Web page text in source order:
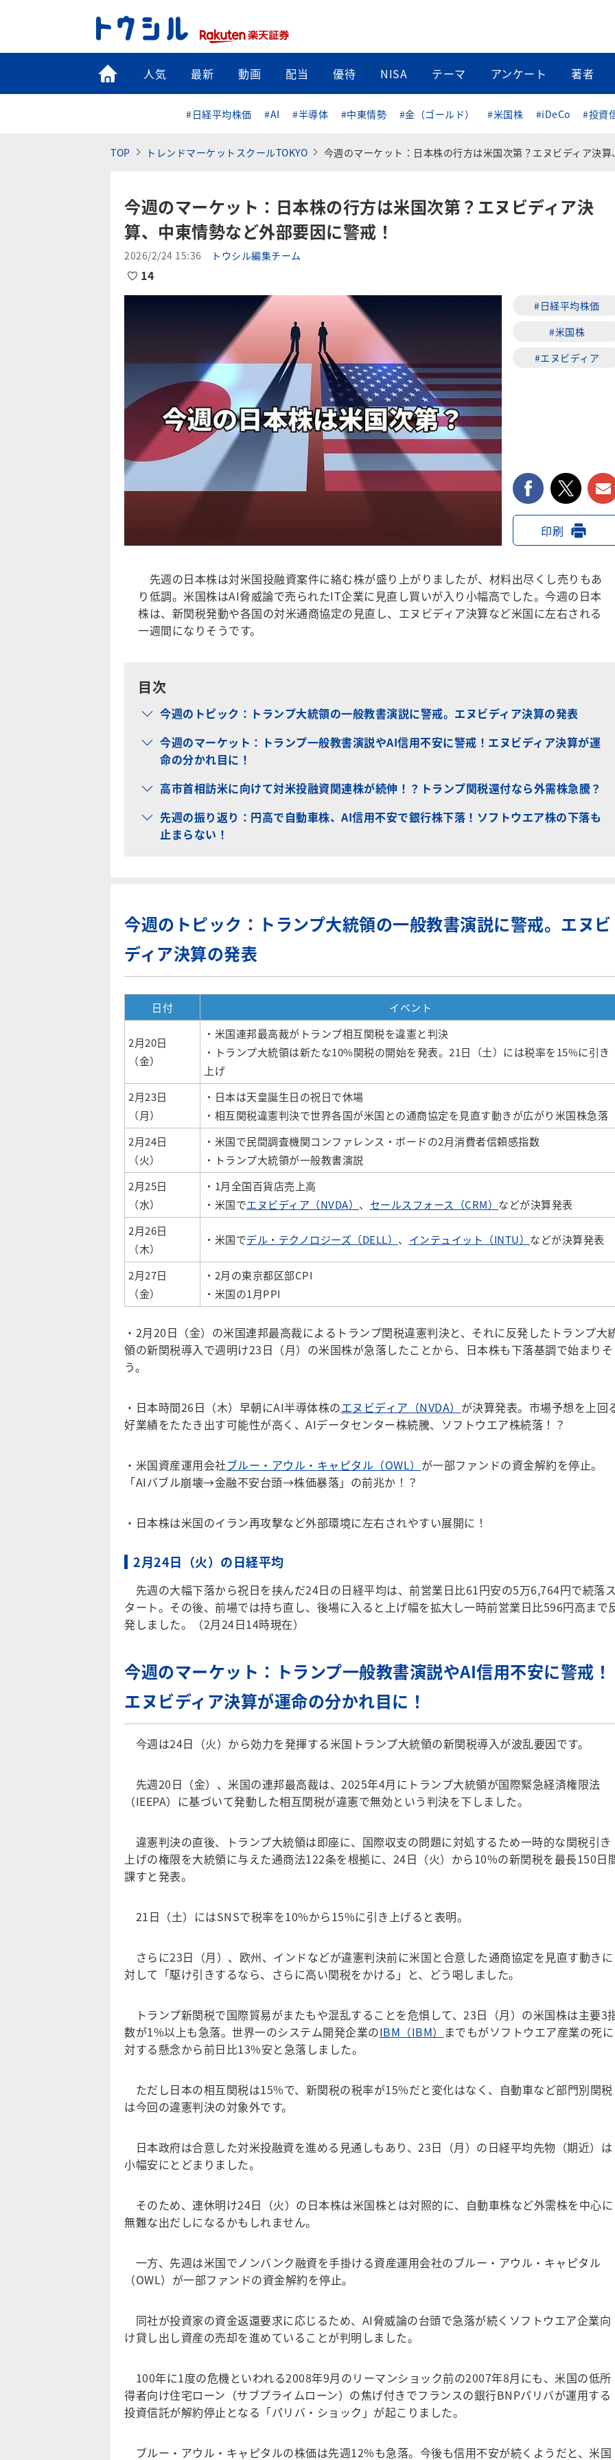
トップ
人気 最新 動画 配当 優待 NISA テーマ アンケート 著者
#日経平均株価 #AI #半導体 #中東情勢 #金（ゴールド） #米国株 #iDeCo #投資
TOP トレンドマーケットスクールTOKYO 今週のマーケット：日本株の行方は米国次第？エヌビディア決算、中東情勢など外部要因に警
今週のマーケット：日本株の行方は米国次第？エヌビディア決
算、中東情勢など外部要因に警戒！
2026/2/24 15:36 トウシル編集チーム
14
#日経平均株価
#米国株
#エヌビディア
facebook
印刷
先週の日本株は対米国投融資案件に絡む株が盛り上がりましたが、材料出尽くし売りもあ
り低調。米国株はAI脅威論で売られたIT企業に見直し買いが入り小幅高でした。今週の日本
株は、新関税発動や各国の対米通商協定の見直し、エヌビディア決算など米国に左右される
一週間になりそうです。
目次
今週のトピック：トランプ大統領の一般教書演説に警戒。エヌビディア決算の発表
今週のマーケット：トランプ一般教書演説やAI信用不安に警戒！エヌビディア決算が運
命の分かれ目に！
高市首相訪米に向けて対米投融資関連株が続伸！？トランプ関税還付なら外需株急騰？
先週の振り返り：円高で自動車株、AI信用不安で銀行株下落！ソフトウエア株の下落も
止まらない！
今週のトピック：トランプ大統領の一般教書演説に警戒。エヌビ
ディア決算の発表
日付 イベント
2月20日
（金）
・米国連邦最高裁がトランプ相互関税を違憲と判決
・トランプ大統領は新たな10%関税の開始を発表。21日（土）には税率を15%に引き
上げ
2月23日
（月）
・日本は天皇誕生日の祝日で休場
・相互関税違憲判決で世界各国が米国との通商協定を見直す動きが広がり米国株急落
2月24日
（火）
・米国で民間調査機関コンファレンス・ボードの2月消費者信頼感指数
・トランプ大統領が一般教書演説
2月25日
（水）
・1月全国百貨店売上高
・米国でエヌビディア（NVDA） 、 セールスフォース（CRM） などが決算発表
2月26日
（木）
・米国でデル・テクノロジーズ（DELL） 、 インテュイット（INTU） などが決算発表
2月27日
（金）
・2月の東京都区部CPI
・米国の1月PPI
・2月20日（金）の米国連邦最高裁によるトランプ関税違憲判決と、それに反発したトランプ大
領の新関税導入で週明け23日（月）の米国株が急落したことから、日本株も下落基調で始まりそ
う。
・日本時間26日（木）早朝にAI半導体株のエヌビディア（NVDA） が決算発表。市場予想を上回
好業績をたたき出す可能性が高く、AIデータセンター株続騰、ソフトウエア株続落！？
・米国資産運用会社ブルー・アウル・キャピタル（OWL） が一部ファンドの資金解約を停止。
「AIバブル崩壊→金融不安台頭→株価暴落」の前兆か！？
・日本株は米国のイラン再攻撃など外部環境に左右されやすい展開に！
2月24日（火）の日経平均
先週の大幅下落から祝日を挟んだ24日の日経平均は、前営業日比61円安の5万6,764円で続落
タート。その後、前場では持ち直し、後場に入ると上げ幅を拡大し一時前営業日比596円高まで
発しました。（2月24日14時現在）
今週のマーケット：トランプ一般教書演説やAI信用不安に警戒！
エヌビディア決算が運命の分かれ目に！
今週は24日（火）から効力を発揮する米国トランプ大統領の新関税導入が波乱要因です。
先週20日（金）、米国の連邦最高裁は、2025年4月にトランプ大統領が国際緊急経済権限法
（IEEPA）に基づいて発動した相互関税が違憲で無効という判決を下しました。
違憲判決の直後、トランプ大統領は即座に、国際収支の問題に対処するため一時的な関税引き
上げの権限を大統領に与えた通商法122条を根拠に、24日（火）から10%の新関税を最長150日
課すと発表。
21日（土）にはSNSで税率を10%から15%に引き上げると表明。
さらに23日（月）、欧州、インドなどが違憲判決前に米国と合意した通商協定を見直す動きに
対して「駆け引きするなら、さらに高い関税をかける」と、どう喝しました。
トランプ新関税で国際貿易がまたもや混乱することを危惧して、23日（月）の米国株は主要3
数が1%以上も急落。世界一のシステム開発企業のIBM（IBM）
までもがソフトウエア産業の死に
対する懸念から前日比13%安と急落しました。
ただし日本の相互関税は15%で、新関税の税率が15%だと変化はなく、自動車など部門別関税
は今回の違憲判決の対象外です。
日本政府は合意した対米投融資を進める見通しもあり、23日（月）の日経平均先物（期近）は
小幅安にとどまりました。
そのため、連休明け24日（火）の日本株は米国株とは対照的に、自動車株など外需株を中心に
無難な出だしになるかもしれません。
一方、先週は米国でノンバンク融資を手掛ける資産運用会社のブルー・アウル・キャピタル
（OWL）が一部ファンドの資金解約を停止。
同社が投資家の資金返還要求に応じるため、AI脅威論の台頭で急落が続くソフトウエア企業向
け貸し出し資産の売却を進めていることが判明しました。
100年に1度の危機といわれる2008年9月のリーマンショック前の2007年8月にも、米国の低所
得者向け住宅ローン（サブプライムローン）の焦げ付きでフランスの銀行BNPパリバが運用する
投資信託が解約停止となる「パリバ・ショック」が起こりました。
ブルー・アウル・キャピタルの株価は先週12%も急落。今後も信用不安が続くようだと、米国